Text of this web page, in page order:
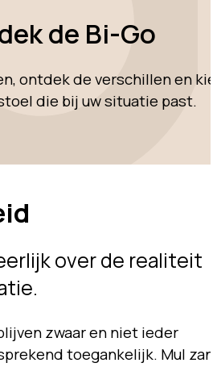
de Bi-Go
ontdek de verschillen en
die bij uw situatie past.
over de realiteit
zwaar en niet ieder
toegankelijk. Mul